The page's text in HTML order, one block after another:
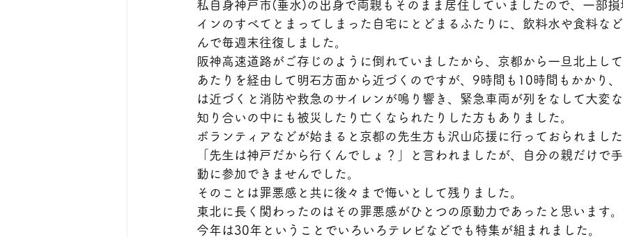
私自身神戸市(垂水)の出身で両親もそのまま居住していましたので、一部損
インのすべてとまってしまった自宅にとどまるふたりに、飲料水や食料な
んで毎週末往復しました。
阪神高速道路がご存じのように倒れていましたから、京都から一旦北上し
あたりを経由して明石方面から近づくのですが、9時間も10時間もかかり
は近づくと消防や救急のサイレンが鳴り響き、緊急車両が列をなして大変な
知り合いの中にも被災したり亡くなられたりした方もありました。
ボランティアなどが始まると京都の先生方も沢山応援に行っておられました
「先生は神戸だから行くんでしょ？」と言われましたが、自分の親だけで
動に参加できませんでした。
そのことは罪悪感と共に後々まで悔いとして残りました。
東北に長く関わったのはその罪悪感がひとつの原動力であったと思います。
今年は30年ということでいろいろテレビなどでも特集が組まれました。